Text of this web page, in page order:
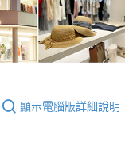
顯示電腦版詳細說明